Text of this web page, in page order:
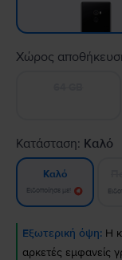
Χώρος
Κατάσταση: Καλό
Καλό
Ειδοποίησε με!
Εξωτερική όψη: Η
αρκετές εμφανείς